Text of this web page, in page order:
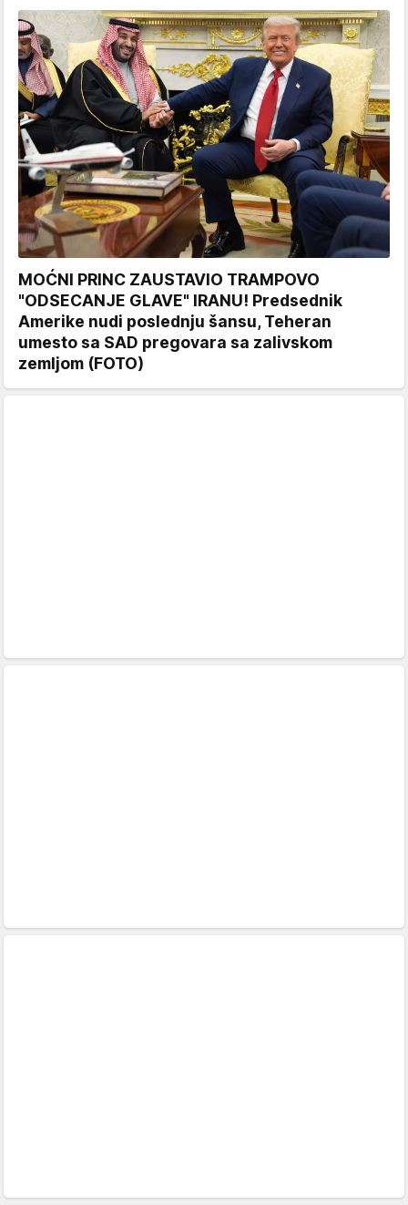
MOĆNI PRINC ZAUSTAVIO TRAMPOVO
"ODSECANJE GLAVE" IRANU! Predsednik
Amerike nudi poslednju šansu, Teheran
umesto sa SAD pregovara sa zalivskom
zemljom (FOTO)